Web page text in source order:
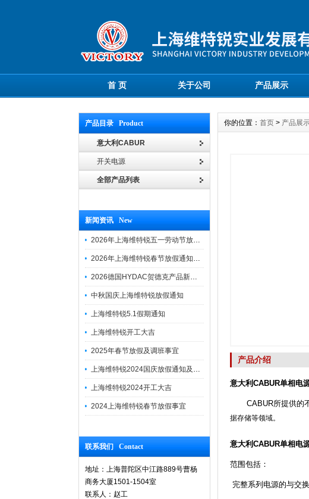
首 页 关于公司 产品展示
产品目录 Product
意大利CABUR
开关电源
全部产品列表
新闻资讯 New
2026年上海维特锐五一劳动节放假通知
2026年上海维特锐春节放假通知及调班安排
2026德国HYDAC贺德克产品新到一批现货
中秋国庆上海维特锐放假通知
上海维特锐5.1假期通知
上海维特锐开工大吉
2025年春节放假及调班事宜
上海维特锐2024国庆放假通知及调休安排
上海维特锐2024开工大吉
2024上海维特锐春节放假事宜
联系我们 Contact
地址：上海普陀区中江路889号曹杨
商务大厦1501-1504室
联系人：赵工
你的位置： 首页 > 产品展
产品介绍
意大利CABUR单相电
CABUR所提供的不
据存储等领域。
意大利CABUR单相电
范围包括：
完整系列电源的与交